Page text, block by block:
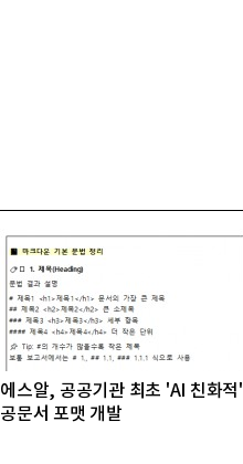
에스알, 공공기관 최초 'AI 친화적'
공문서 포맷 개발